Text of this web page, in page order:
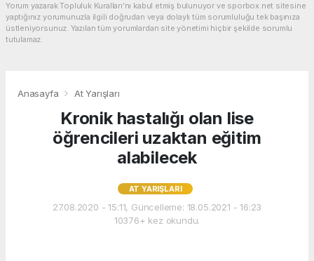
Yorum yazarak Topluluk Kuralları’nı kabul etmiş bulunuyor ve sporbox.net sitesine
yaptığınız yorumunuzla ilgili doğrudan veya dolaylı tüm sorumluluğu tek başınıza
üstleniyorsunuz. Yazılan tüm yorumlardan site yönetimi hiçbir şekilde sorumlu
tutulamaz.
Anasayfa At Yarışları
Kronik hastalığı olan lise
öğrencileri uzaktan eğitim
alabilecek
AT YARIŞLARI
27.08.2020 - 15:11, Güncelleme: 18.05.2021 - 16:23
10376+ kez okundu.